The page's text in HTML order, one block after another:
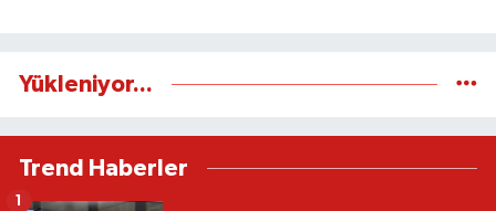
Yükleniyor...
Trend Haberler
1